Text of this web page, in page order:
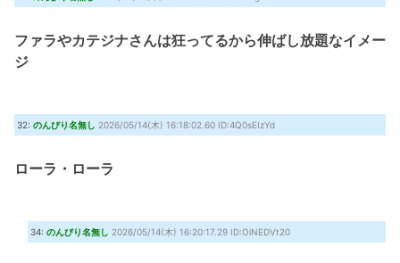
ファラやカテジナさんは狂ってるから伸ばし放題なイメー
ジ
32: のんびり名無し 2026/05/14(木) 16:18:02.60 ID:4Q0sEIzYd
ローラ・ローラ
34: のんびり名無し 2026/05/14(木) 16:20:17.29 ID:OiNEDVt20